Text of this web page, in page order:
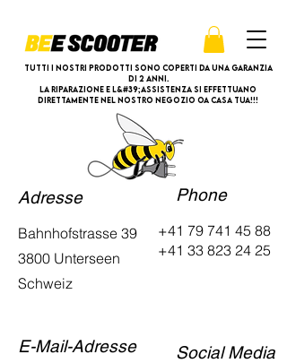
Tutti i nostri prodotti sono coperti da una garanzia
di 2 anni.
La riparazione e l&#39;assistenza si effettuano
direttamente nel nostro negozio oa casa tua!!!
Adresse Phone
Bahnhofstrasse 39
3800 Unterseen
Schweiz
+41 79 741 45 88
+41 33 823 24 25
E-Mail-Adresse Social Media